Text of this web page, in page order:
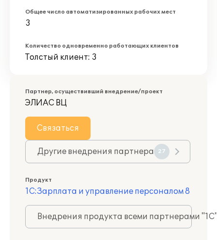
Общее число автоматизированных рабочих мест
3
Количество одновременно работающих клиентов
Толстый клиент: 3
Партнер, осуществивший внедрение/проект
ЭЛИАС ВЦ
Связаться
Другие внедрения партнера 27
Продукт
1С:Зарплата и управление персоналом 8
Внедрения продукта всеми партнерами